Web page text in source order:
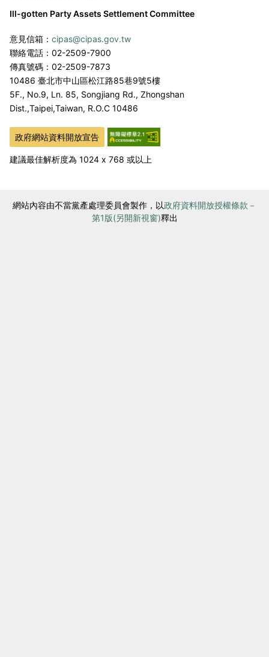
Ill-gotten Party Assets Settlement Committee
意見信箱： cipas@cipas.gov.tw
聯絡電話：02-2509-7900
傳真號碼：02-2509-7873
10486 臺北市中山區松江路85巷9號5樓
5F., No.9, Ln. 85, Songjiang Rd., Zhongshan
Dist.,Taipei,Taiwan, R.O.C 10486
政府網站資料開放宣告
建議最佳解析度為 1024 x 768 或以上
網站內容由不當黨產處理委員會製作，以政府資料開放授權條款－
第1版(另開新視窗)釋出